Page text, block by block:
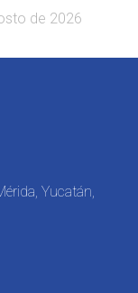
de 2026
Yucatán,